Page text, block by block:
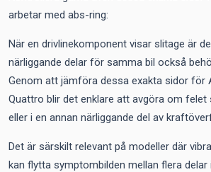
arbetar med abs-ring:
När en drivlinekomponent visar slitage är
närliggande delar för samma bil också
Genom att jämföra dessa exakta sidor för
Quattro blir det enklare att avgöra om
eller i en annan närliggande del av
Det är särskilt relevant på modeller där
kan flytta symptombilden mellan flera delar